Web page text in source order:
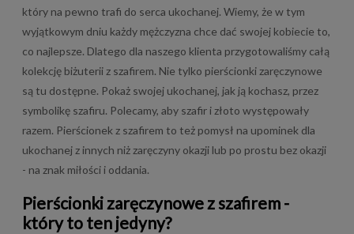
który na pewno trafi do serca ukochanej. Wiemy, że w tym
wyjątkowym dniu każdy mężczyzna chce dać swojej kobiecie to,
co najlepsze. Dlatego dla naszego klienta przygotowaliśmy całą
kolekcję biżuterii z szafirem. Nie tylko pierścionki zaręczynowe
są tu dostępne. Pokaż swojej ukochanej, jak ją kochasz, przez
symbolikę szafiru. Polecamy, aby szafir i złoto występowały
razem. Pierścionek z szafirem to też pomysł na upominek dla
ukochanej z innych niż zaręczyny okazji lub po prostu bez okazji
- na znak miłości i oddania.
Pierścionki zaręczynowe z szafirem -
który to ten jedyny?